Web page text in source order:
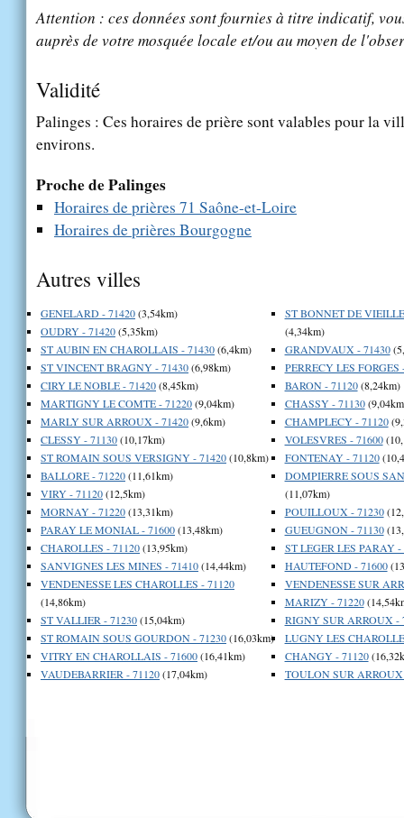
Attention : ces données sont fournies à titre indicatif,
auprès de votre mosquée locale et/ou au moyen de
Validité
Palinges : Ces horaires de prière sont valables pour la
environs.
Proche de Palinges
Horaires de prières 71 Saône-et-Loire
Horaires de prières Bourgogne
Autres villes
GENELARD - 71420(3,54km)
OUDRY - 71420(5,35km)
ST AUBIN EN CHAROLLAIS - 71430(6,4km)
ST VINCENT BRAGNY - 71430(6,98km)
CIRY LE NOBLE - 71420(8,45km)
MARTIGNY LE COMTE - 71220(9,04km)
MARLY SUR ARROUX - 71420(9,6km)
CLESSY - 71130(10,17km)
ST ROMAIN SOUS VERSIGNY - 71420(10,8km)
BALLORE - 71220(11,61km)
VIRY - 71120(12,5km)
MORNAY - 71220(13,31km)
PARAY LE MONIAL - 71600(13,48km)
CHAROLLES - 71120(13,95km)
SANVIGNES LES MINES - 71410(14,44km)
VENDENESSE LES CHAROLLES - 71120
(14,86km)
ST VALLIER - 71230(15,04km)
ST ROMAIN SOUS GOURDON - 71230(16,03km)
VITRY EN CHAROLLAIS - 71600(16,41km)
VAUDEBARRIER - 71120(17,04km)
ST BONNET DE
(4,34km)
GRANDVAUX - 71430
PERRECY LES FORGES
BARON - 71120(8,24km)
CHASSY - 71130
CHAMPLECY - 71120
VOLESVRES - 71600
FONTENAY - 71120
DOMPIERRE SOUS
(11,07km)
POUILLOUX - 71230
GUEUGNON - 71130
ST LEGER LES PARAY -
HAUTEFOND - 71600
VENDENESSE SUR
MARIZY - 71220
RIGNY SUR ARROUX -
LUGNY LES
CHANGY - 71120
TOULON SUR ARROUX